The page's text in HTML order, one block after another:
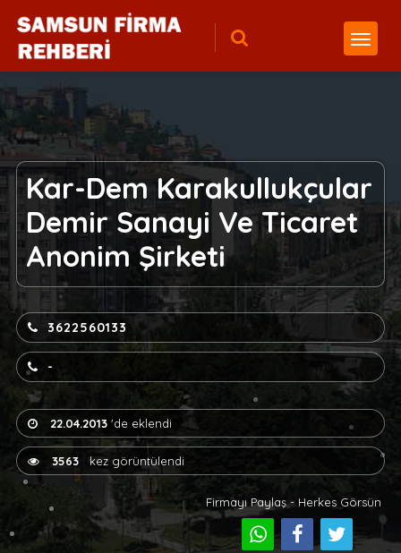
Kar-Dem Karakullukçular
Demir Sanayi Ve Ticaret
Anonim Şirketi
3622560133
-
22.04.2013'de eklendi
3563kez görüntülendi
Firmayı Paylaş - Herkes Görsün